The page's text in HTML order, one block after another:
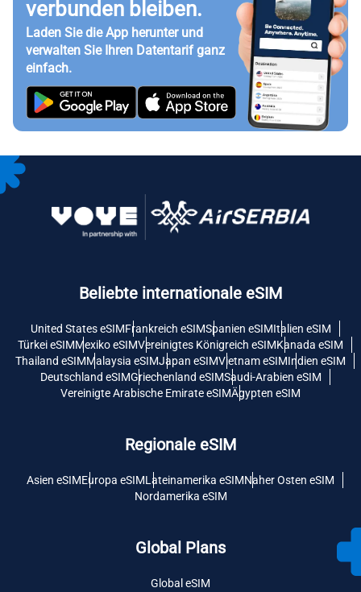
verbunden bleiben.
Laden Sie die App herunter und
verwalten Sie Ihren Datentarif ganz
einfach.
Beliebte internationale eSIM
United States eSIMFrankreich eSIMSpanien eSIMItalien eSIM
Türkei eSIMMexiko eSIMVereinigtes Königreich eSIMKanada eSIM
Thailand eSIMMalaysia eSIMJapan eSIMVietnam eSIMIndien eSIM
Deutschland eSIMGriechenland eSIMSaudi-Arabien eSIM
Vereinigte Arabische Emirate eSIMÄgypten eSIM
Regionale eSIM
Asien eSIMEuropa eSIMLateinamerika eSIMNaher Osten eSIM
Nordamerika eSIM
Global Plans
Global eSIM